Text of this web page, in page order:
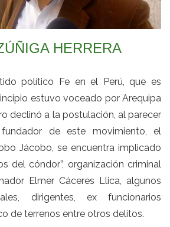
HERRERA
político Fe en el Perú, que es
estuvo voceado por Arequipa
declinó a la postulación, al parecer
de este movimiento, el
Jácobo, se encuentra implicado
del cóndor”, organización criminal
Elmer Cáceres Llica, algunos
dirigentes, ex funcionarios
de terrenos entre otros delitos.